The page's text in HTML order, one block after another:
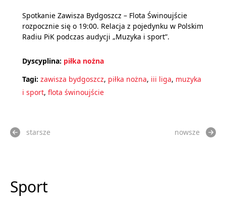
Spotkanie Zawisza Bydgoszcz – Flota Świnoujście
rozpocznie się o 19:00. Relacja z pojedynku w Polskim
Radiu PiK podczas audycji „Muzyka i sport”.
Dyscyplina: piłka nożna
Tagi: zawisza bydgoszcz, piłka nożna, iii liga, muzyka
i sport, flota świnoujście
starsze nowsze
Sport